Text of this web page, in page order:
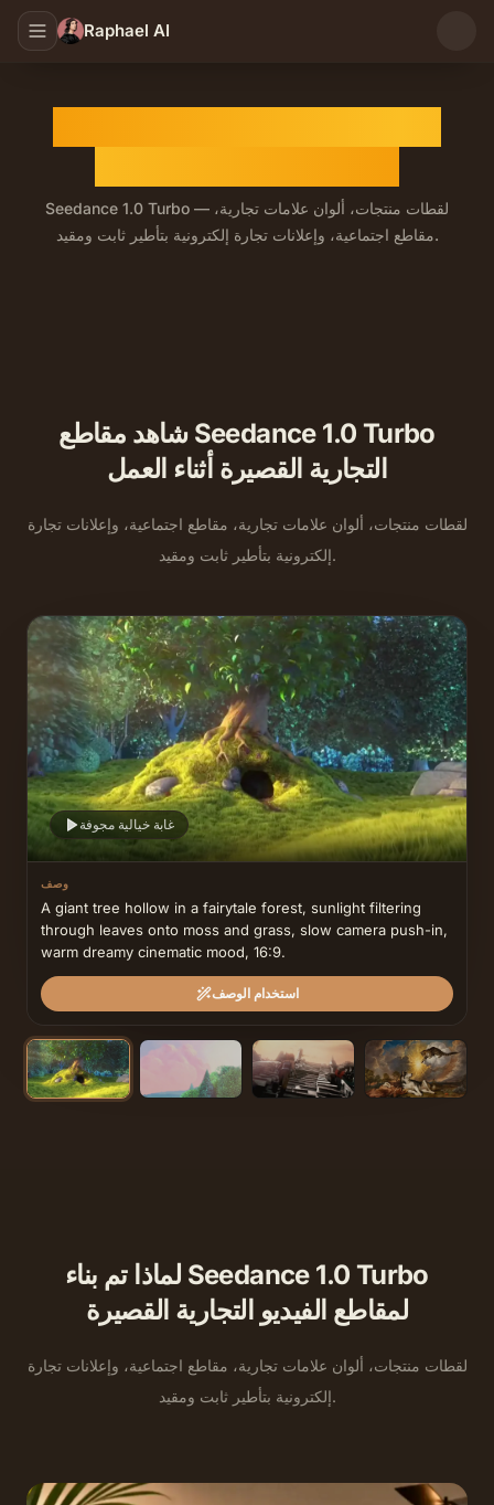
Raphael AI
Seedance 1.0 Turbo — لقطات منتجات، ألوان علامات تجارية،
مقاطع اجتماعية، وإعلانات تجارة إلكترونية بتأطير ثابت ومقيد.
شاهد مقاطع Seedance 1.0 Turbo
التجارية القصيرة أثناء العمل
لقطات منتجات، ألوان علامات تجارية، مقاطع اجتماعية، وإعلانات تجارة
إلكترونية بتأطير ثابت ومقيد.
غابة خيالية مجوفة
وصف
A giant tree hollow in a fairytale forest, sunlight filtering
through leaves onto moss and grass, slow camera push-in,
warm dreamy cinematic mood, 16:9.
استخدام الوصف
لماذا تم بناء Seedance 1.0 Turbo
لمقاطع الفيديو التجارية القصيرة
لقطات منتجات، ألوان علامات تجارية، مقاطع اجتماعية، وإعلانات تجارة
إلكترونية بتأطير ثابت ومقيد.